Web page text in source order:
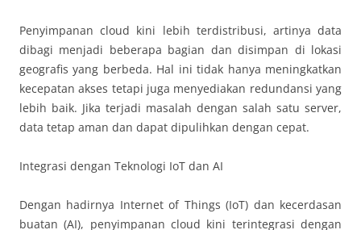
Penyimpanan cloud kini lebih terdistribusi, artinya data
dibagi menjadi beberapa bagian dan disimpan di lokasi
geografis yang berbeda. Hal ini tidak hanya meningkatkan
kecepatan akses tetapi juga menyediakan redundansi yang
lebih baik. Jika terjadi masalah dengan salah satu server,
data tetap aman dan dapat dipulihkan dengan cepat.
Integrasi dengan Teknologi IoT dan AI
Dengan hadirnya Internet of Things (IoT) dan kecerdasan
buatan (AI), penyimpanan cloud kini terintegrasi dengan